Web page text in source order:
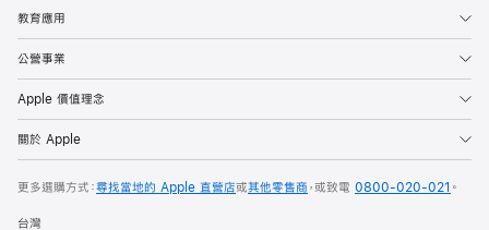
教育應用
公營事業
Apple 價值理念
關於 Apple
更多選購方式：尋找當地的 Apple 直營店或其他零售商 ，或致電 0800-020-021 。
台灣